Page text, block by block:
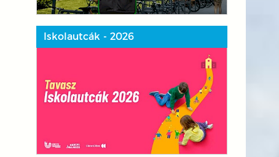
Iskolautcák - 2026